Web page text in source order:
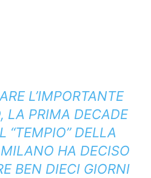
L’IMPORTANTE
LA PRIMA DECADE
“TEMPIO” DELLA
HA DECISO
BEN DIECI GIORNI